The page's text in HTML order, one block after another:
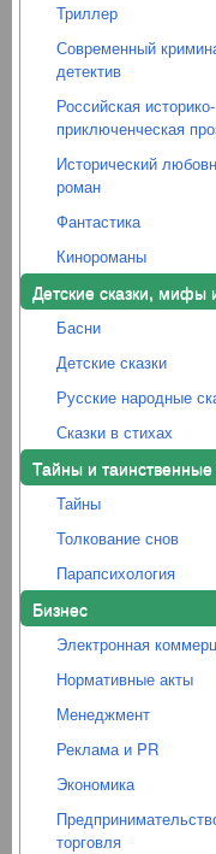
Триллер
Современный
детектив
Российская историко-
приключенческая
Исторический
роман
Фантастика
Кинороманы
Детские сказки, мифы
Басни
Детские сказки
Русские народные
Сказки в стихах
Тайны и
Тайны
Толкование снов
Парапсихология
Бизнес
Электронная
Нормативные акты
Менеджмент
Реклама и PR
Экономика
торговля